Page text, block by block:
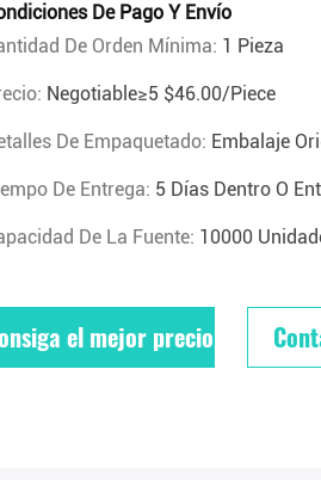
De Pago Y Envío
De Orden Mínima: 1 Pieza
Negotiable≥5 $46.00/piece
De Empaquetado: Embalaje
De Entrega: 5 Días Dentro O
De La Fuente: 10000
el mejor precio